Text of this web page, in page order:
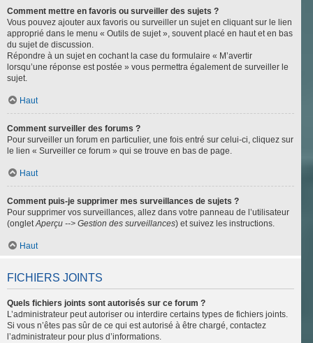
Comment mettre en favoris ou surveiller des sujets ?
Vous pouvez ajouter aux favoris ou surveiller un sujet en cliquant sur le lien
approprié dans le menu « Outils de sujet », souvent placé en haut et en bas
du sujet de discussion.
Répondre à un sujet en cochant la case du formulaire « M’avertir
lorsqu’une réponse est postée » vous permettra également de surveiller le
sujet.
Haut
Comment surveiller des forums ?
Pour surveiller un forum en particulier, une fois entré sur celui-ci, cliquez sur
le lien « Surveiller ce forum » qui se trouve en bas de page.
Haut
Comment puis-je supprimer mes surveillances de sujets ?
Pour supprimer vos surveillances, allez dans votre panneau de l’utilisateur
(ongletAperçu --> Gestion des surveillances) et suivez les instructions.
Haut
FICHIERS JOINTS
Quels fichiers joints sont autorisés sur ce forum ?
L’administrateur peut autoriser ou interdire certains types de fichiers joints.
Si vous n’êtes pas sûr de ce qui est autorisé à être chargé, contactez
l’administrateur pour plus d’informations.